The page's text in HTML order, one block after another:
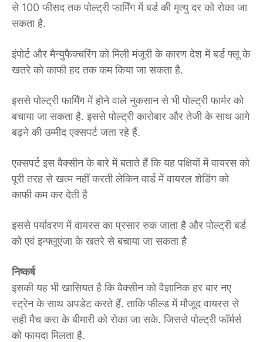
से 100 फीसद तक पोल्ट्री फार्मिंग में बर्ड की मृत्यु दर को रोका जा
सकता है.
इंपोर्ट और मैन्युफैक्चरिंग को मिली मंजूरी के कारण देश में बर्ड फ्लू के
खतरे को काफी हद तक कम किया जा सकता है.
इससे पोल्ट्री फार्मिंग में होने वाले नुकसान से भी पोल्ट्री फार्मर को
बचाया जा सकता है. इससे पोल्ट्री कारोबार और तेजी के साथ आगे
बढ़ने की उम्मीद एक्सपर्ट जता रहे हैं.
एक्सपर्ट इस वैक्सीन के बारे में बताते हैं कि यह पक्षियों में वायरस को
पूरी तरह से खत्म नहीं करती लेकिन वार्ड में वायरल शेडिंग को
काफी कम कर देती है
इससे पर्यावरण में वायरस का प्रसार रुक जाता है और पोल्ट्री बर्ड
को एवं इन्फ्लूएंजा के खतरे से बचाया जा सकता है
निष्कर्ष
इसकी यह भी खासियत है कि वैक्सीन को वैज्ञानिक हर बार नए
स्ट्रेन के साथ अपडेट करते हैं. ताकि फील्ड में मौजूद वायरस से
सही मैच करा के बीमारी को रोका जा सके. जिससे पोल्ट्री फॉर्मर्स
को फायदा मिलता है.